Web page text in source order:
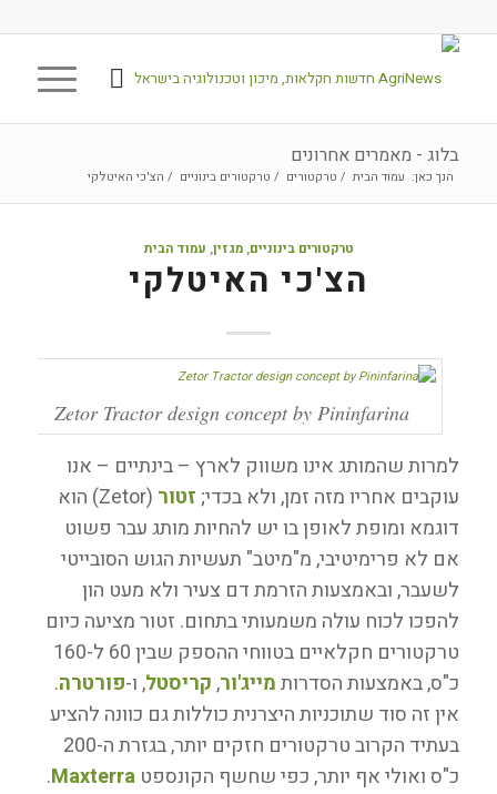
בלוג - מאמרים אחרונים
הנך כאן: עמוד הבית / טרקטורים / טרקטורים בינוניים / הצ'כי האיטלקי
טרקטורים בינוניים,מגזין, עמוד הבית
הצ'כי האיטלקי
Zetor Tractor design concept by Pininfarina
למרות שהמותג אינו משווק לארץ – בינתיים – אנו
עוקבים אחריו מזה זמן, ולא בכדי;זטור
(Zetor) הוא
דוגמא ומופת לאופן בו יש להחיות מותג עבר פשוט
אם לא פרימיטיבי, מ"מיטב" תעשיות הגוש הסובייטי
לשעבר, ובאמצעות הזרמת דם צעיר ולא מעט הון
להפכו לכוח עולה משמעותי בתחום. זטור מציעה כיום
טרקטורים חקלאיים בטווחי ההספק שבין 60 ל-160
כ"ס, באמצעות הסדרותמייג'ור,קריסטל, ו-פורטרה.
אין זה סוד שתוכניות היצרנית כוללות גם כוונה להציע
בעתיד הקרוב טרקטורים חזקים יותר, בגזרת ה-200
כ"ס ואולי אף יותר, כפי שחשף הקונספט Maxterra
.